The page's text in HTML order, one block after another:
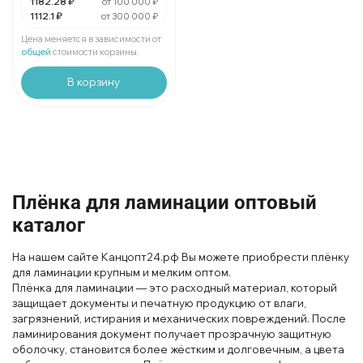
За 1 упаковку:
1112.1 ₽
В упаковке 1 шт:
1112.1 ₽
от 300 000 ₽
Цена меняется в зависимости от
общей стоимости корзины.
В корзину
Плёнка для ламинации оптовый
каталог
На нашем сайте Канцопт24.рф Вы можете приобрести плёнку
для ламинации крупным и мелким оптом.
Плёнка для ламинации — это расходный материал, который
защищает документы и печатную продукцию от влаги,
загрязнений, истирания и механических повреждений. После
ламинирования документ получает прозрачную защитную
оболочку, становится более жёстким и долговечным, а цвета